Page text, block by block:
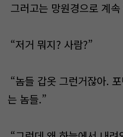
그러고는 망원경으로 계
“저거 뭐지? 사람?”
“놈들 갑옷 그런거잖아.
는 놈들.”